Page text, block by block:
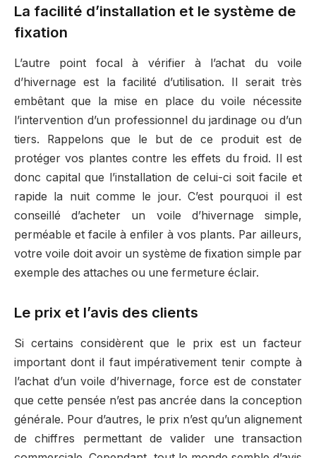
La facilité d’installation et le système de
fixation
L’autre point focal à vérifier à l’achat du voile
d’hivernage est la facilité d’utilisation. Il serait très
embêtant que la mise en place du voile nécessite
l’intervention d’un professionnel du jardinage ou d’un
tiers. Rappelons que le but de ce produit est de
protéger vos plantes contre les effets du froid. Il est
donc capital que l’installation de celui-ci soit facile et
rapide la nuit comme le jour. C’est pourquoi il est
conseillé d’acheter un voile d’hivernage simple,
perméable et facile à enfiler à vos plants. Par ailleurs,
votre voile doit avoir un système de fixation simple par
exemple des attaches ou une fermeture éclair.
Le prix et l’avis des clients
Si certains considèrent que le prix est un facteur
important dont il faut impérativement tenir compte à
l’achat d’un voile d’hivernage, force est de constater
que cette pensée n’est pas ancrée dans la conception
générale. Pour d’autres, le prix n’est qu’un alignement
de chiffres permettant de valider une transaction